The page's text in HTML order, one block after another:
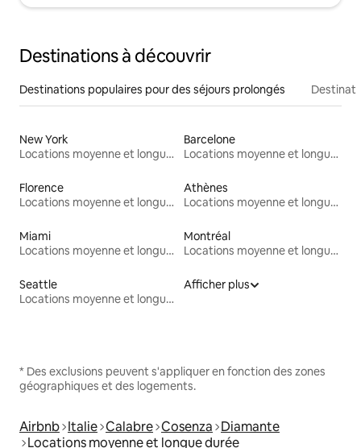
Destinations à découvrir
Destinations populaires pour des séjours prolongés
New York
Locations moyenne et longue durée
Barcelone
Locations moyenne et longue durée
Florence
Locations moyenne et longue durée
Athènes
Locations moyenne et longue durée
Miami
Locations moyenne et longue durée
Montréal
Locations moyenne et longue durée
Seattle
Locations moyenne et longue durée
Afficher plus
* Des exclusions peuvent s'appliquer en fonction des zones
géographiques et des logements.
Airbnb Italie Calabre Cosenza Diamante
Locations moyenne et longue durée